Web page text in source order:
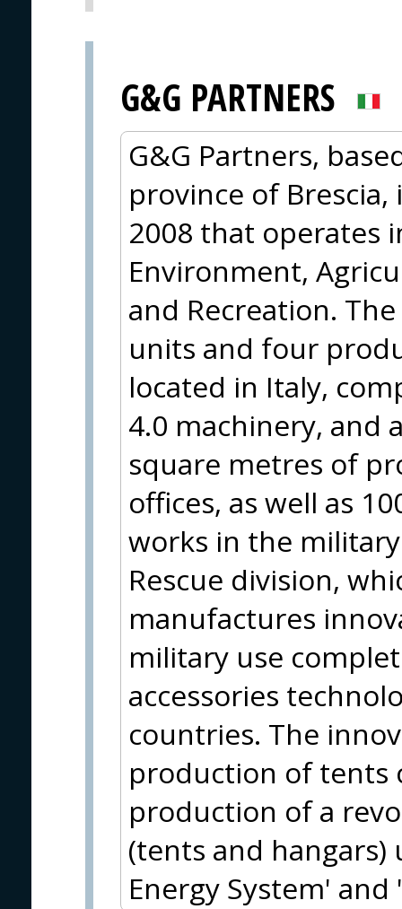
G&G PARTNERS
G&G Partners,
province of
2008 that operates
Environment,
and Recreation.
units and four
located in Italy,
4.0 machinery, and
square metres of
offices, as well as
works in the
Rescue division,
manufactures
military use
accessories
countries. The
production of tents
production of a
(tents and hangars)
Energy System'